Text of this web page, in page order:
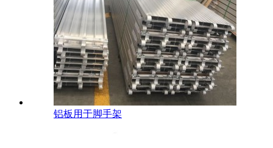
铝板用于脚手架